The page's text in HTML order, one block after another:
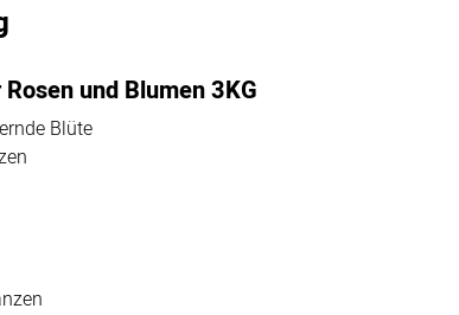
und Blumen 3KG
Blüte